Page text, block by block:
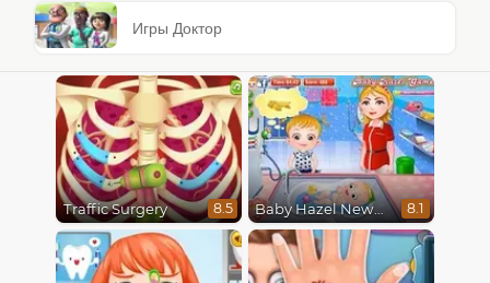
Игры Доктор
Traffic Surgery 8.5 Baby Hazel Newborn Vaccination 8.1